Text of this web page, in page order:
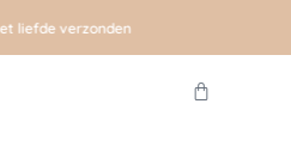
✓ Gratis verzending vanaf €75,-